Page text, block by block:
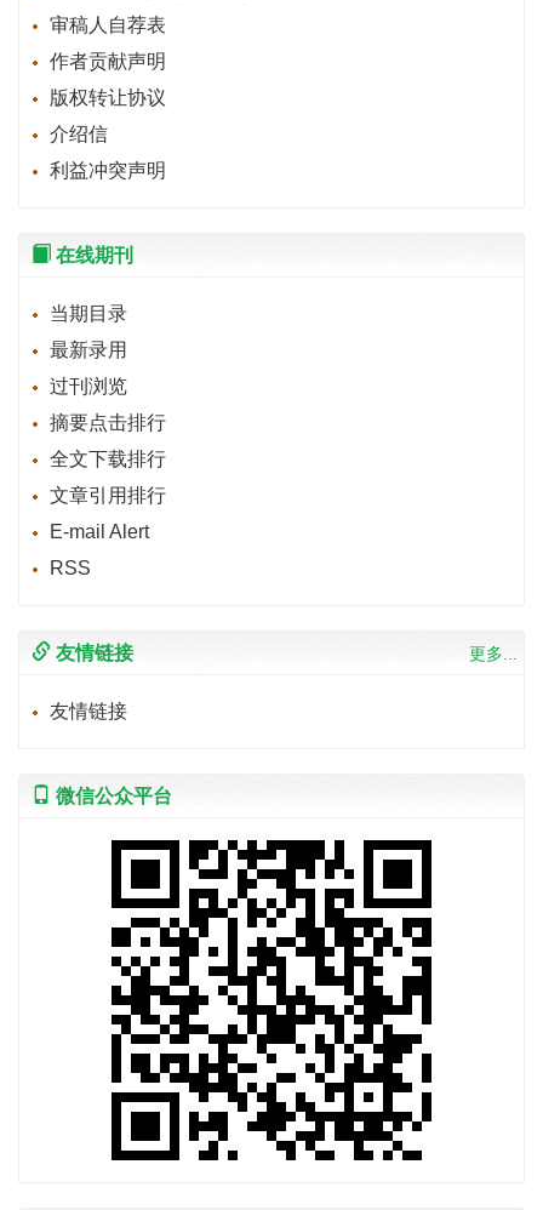
审稿人自荐表
作者贡献声明
版权转让协议
介绍信
利益冲突声明
在线期刊
当期目录
最新录用
过刊浏览
摘要点击排行
全文下载排行
文章引用排行
E-mail Alert
RSS
友情链接 更多...
友情链接
微信公众平台